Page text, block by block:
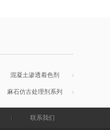
混凝土渗透着色剂
麻石仿古处理剂系列
联系我们